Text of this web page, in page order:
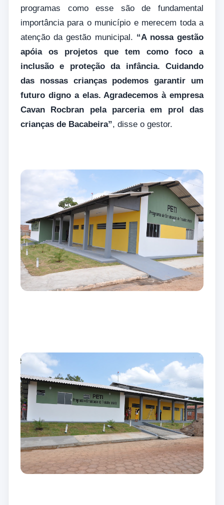
programas como esse são de fundamental
importância para o município e merecem toda a
atenção da gestão municipal. “A nossa gestão
apóia os projetos que tem como foco a
inclusão e proteção da infância. Cuidando
das nossas crianças podemos garantir um
futuro digno a elas. Agradecemos à empresa
Cavan Rocbran pela parceria em prol das
crianças de Bacabeira”, disse o gestor.